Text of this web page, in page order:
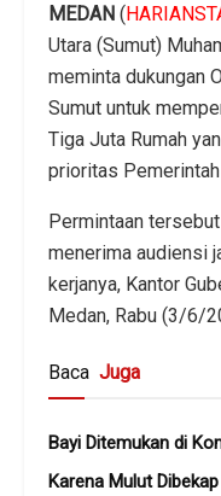
MEDAN (
Utara (Sumut)
meminta dukungan
Sumut untuk
Tiga Juta Rumah
prioritas
Permintaan
menerima audiensi
kerjanya, Kantor
Medan, Rabu (3/6/
Baca Juga
Bayi Ditemukan di
Karena Mulut Dibekap